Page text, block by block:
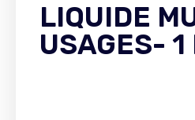
LIQUIDE
USAGES- 1